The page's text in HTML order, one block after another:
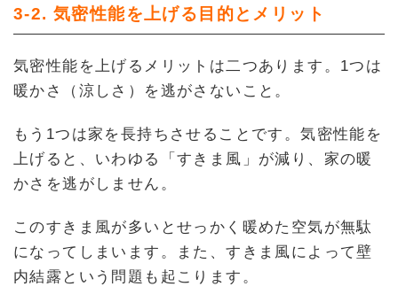
3-2. 気密性能を上げる目的とメリット
気密性能を上げるメリットは二つあります。1つは
暖かさ（涼しさ）を逃がさないこと。
もう1つは家を長持ちさせることです。気密性能を
上げると、いわゆる「すきま風」が減り、家の暖
かさを逃がしません。
このすきま風が多いとせっかく暖めた空気が無駄
になってしまいます。また、すきま風によって壁
内結露という問題も起こります。